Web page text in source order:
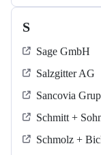
S
Sage GmbH
Salzgitter AG
Sancovia
Schmitt +
Schmolz +